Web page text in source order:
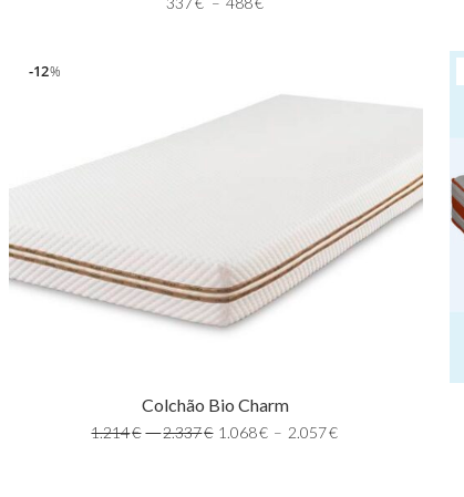
%
12
Colchão Bio Charm
1.214€ –2.337€ 1.068€ – 2.057€